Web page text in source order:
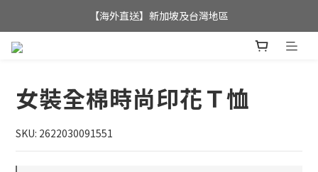
全店滿$350，即可享港澳地區免運費;
【海外直送】新加坡及台灣地區
女裝全棉時尚印花Ｔ恤
SKU: 2622030091551